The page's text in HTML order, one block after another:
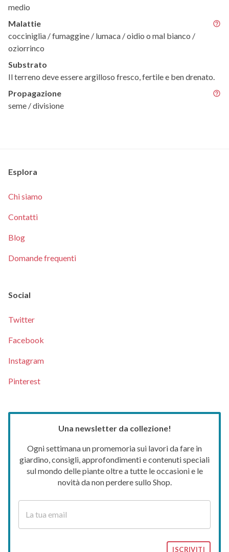
medio
Malattie
cocciniglia / fumaggine / lumaca / oidio o mal bianco /
oziorrinco
Substrato
Il terreno deve essere argilloso fresco, fertile e ben drenato.
Propagazione
seme / divisione
Esplora
Chi siamo
Contatti
Blog
Domande frequenti
Social
Twitter
Facebook
Instagram
Pinterest
Una newsletter da collezione!
Ogni settimana un promemoria sui lavori da fare in
giardino, consigli, approfondimenti e contenuti speciali
sul mondo delle piante oltre a tutte le occasioni e le
novità da non perdere sullo Shop.
ISCRIVITI